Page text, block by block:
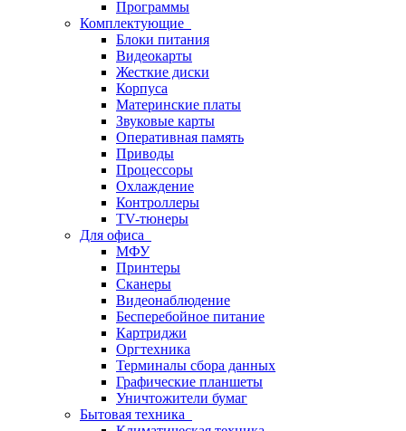
Программы
Комплектующие
Блоки питания
Видеокарты
Жесткие диски
Корпуса
Материнские платы
Звуковые карты
Оперативная память
Приводы
Процессоры
Охлаждение
Контроллеры
TV-тюнеры
Для офиса
МФУ
Принтеры
Сканеры
Видеонаблюдение
Бесперебойное питание
Картриджи
Оргтехника
Терминалы сбора данных
Графические планшеты
Уничтожители бумаг
Бытовая техника